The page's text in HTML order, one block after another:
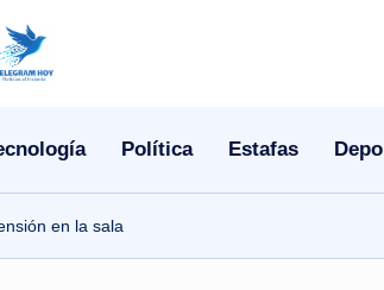
N
i
Política Estafas
en la sala